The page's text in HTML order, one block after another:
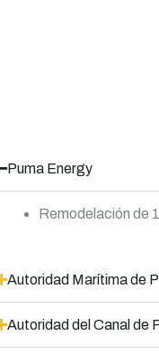
Puma Energy
Remodelación de
Autoridad Marítima de
Autoridad del Canal de